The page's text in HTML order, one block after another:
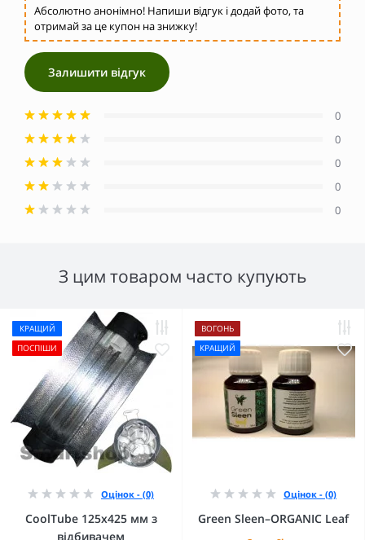
Абсолютно анонімно! Напиши відгук і додай фото, та
отримай за це купон на знижку!
Залишити відгук
0
0
0
0
0
З цим товаром часто купують
КРАЩИЙ
ПОСПІШИ
Оцінок - (0)
CoolTube 125х425 мм з
відбивачем
ВОГОНЬ
КРАЩИЙ
Оцінок - (0)
Green Sleen–ORGANIC Leaf